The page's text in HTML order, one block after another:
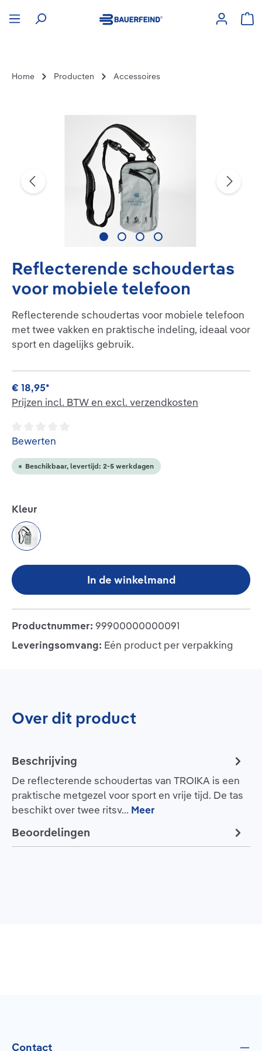
Home Producten Accessoires
Afbeeldingengalerij overslaan
Reflecterende schoudertas
voor mobiele telefoon
Reflecterende schoudertas voor mobiele telefoon
met twee vakken en praktische indeling, ideaal voor
sport en dagelijks gebruik.
€ 18,95*
Prijzen incl. BTW en excl. verzendkosten
Gemiddelde waardering van 0 van 5 sterren
Bewerten
Beschikbaar, levertijd: 2-5 werkdagen
Selecteer
Kleur
grey
In de winkelmand
Productnummer: 99900000000091
Leveringsomvang: Eén product per verpakking
Over dit product
Beschrijving
De reflecterende schoudertas van TROIKA is een
praktische metgezel voor sport en vrije tijd. De tas
beschikt over twee ritsv… Meer
Beoordelingen
Contact